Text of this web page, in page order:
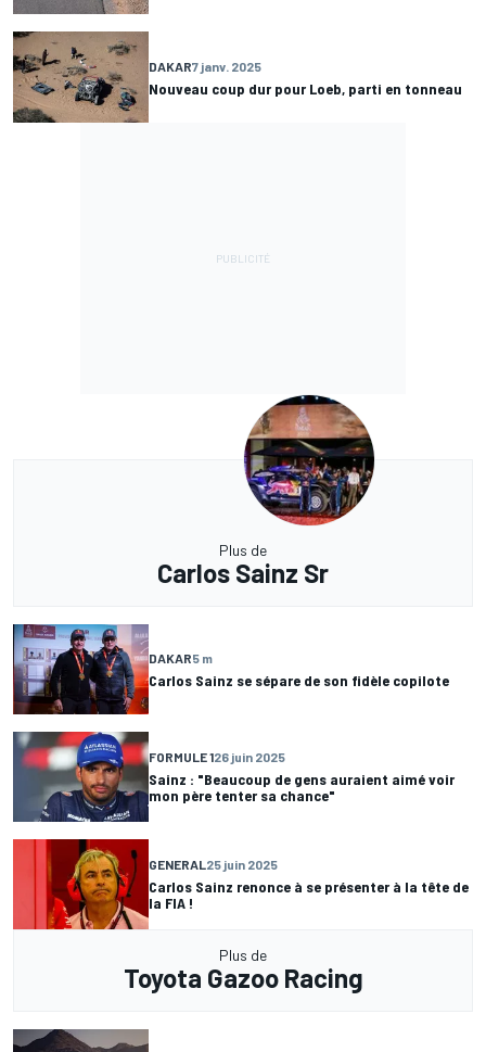
DAKAR7 janv. 2025
Nouveau coup dur pour Loeb, parti en tonneau
Plus de
Carlos Sainz Sr
DAKAR5 m
Carlos Sainz se sépare de son fidèle copilote
FORMULE 126 juin 2025
Sainz : "Beaucoup de gens auraient aimé voir
mon père tenter sa chance"
GENERAL25 juin 2025
Carlos Sainz renonce à se présenter à la tête de
la FIA !
Plus de
Toyota Gazoo Racing